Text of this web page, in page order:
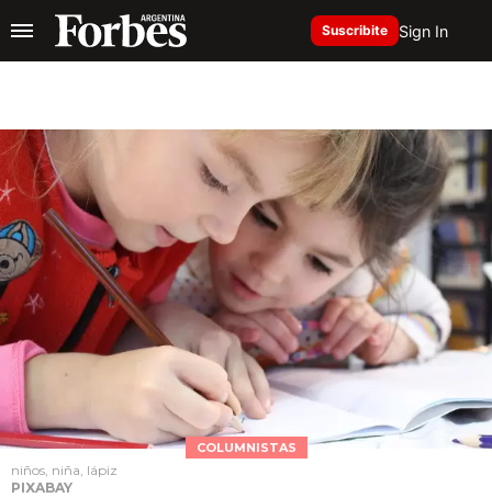
Suscribite Sign In
COLUMNISTAS
niños, niña, lápiz
PIXABAY